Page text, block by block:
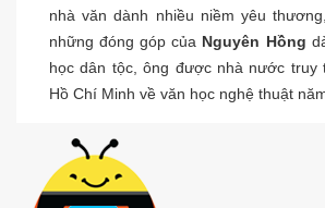
nhà văn dành nhiều niềm yêu
những đóng góp của Nguyên Hồng
học dân tộc, ông được nhà nước truy
Hồ Chí Minh về văn học nghệ thuật